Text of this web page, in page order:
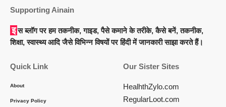
Supporting Ainain
इस ब्लॉग पर हम तकनीक, गाइड, पैसे कमाने के तरीके, कैसे बनें, तकनीक,
शिक्षा, स्वास्थ्य आदि जैसे विभिन्न विषयों पर हिंदी में जानकारी साझा करते हैं।
Quick Link
About
Privacy Policy
Our Sister Sites
HealhthZylo.com
RegularLoot.com